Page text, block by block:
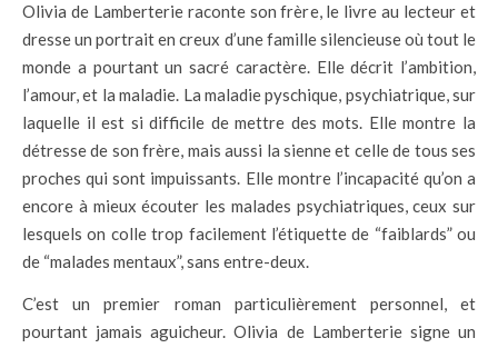
Olivia de Lamberterie raconte son frère, le livre au lecteur et
dresse un portrait en creux d’une famille silencieuse où tout le
monde a pourtant un sacré caractère. Elle décrit l’ambition,
l’amour, et la maladie. La maladie pyschique, psychiatrique, sur
laquelle il est si difficile de mettre des mots. Elle montre la
détresse de son frère, mais aussi la sienne et celle de tous ses
proches qui sont impuissants. Elle montre l’incapacité qu’on a
encore à mieux écouter les malades psychiatriques, ceux sur
lesquels on colle trop facilement l’étiquette de “faiblards” ou
de “malades mentaux”, sans entre-deux.
C’est un premier roman particulièrement personnel, et
pourtant jamais aguicheur. Olivia de Lamberterie signe un